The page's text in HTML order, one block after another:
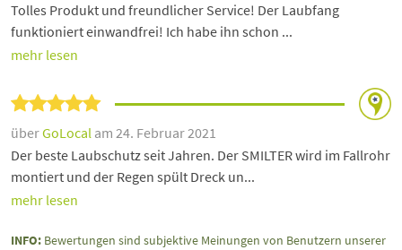
Tolles Produkt und freundlicher Service! Der Laubfang
funktioniert einwandfrei! Ich habe ihn schon ...
mehr lesen
überGoLocal am 24. Februar 2021
Der beste Laubschutz seit Jahren. Der SMILTER wird im Fallrohr
montiert und der Regen spült Dreck un...
mehr lesen
INFO: Bewertungen sind subjektive Meinungen von Benutzern unserer